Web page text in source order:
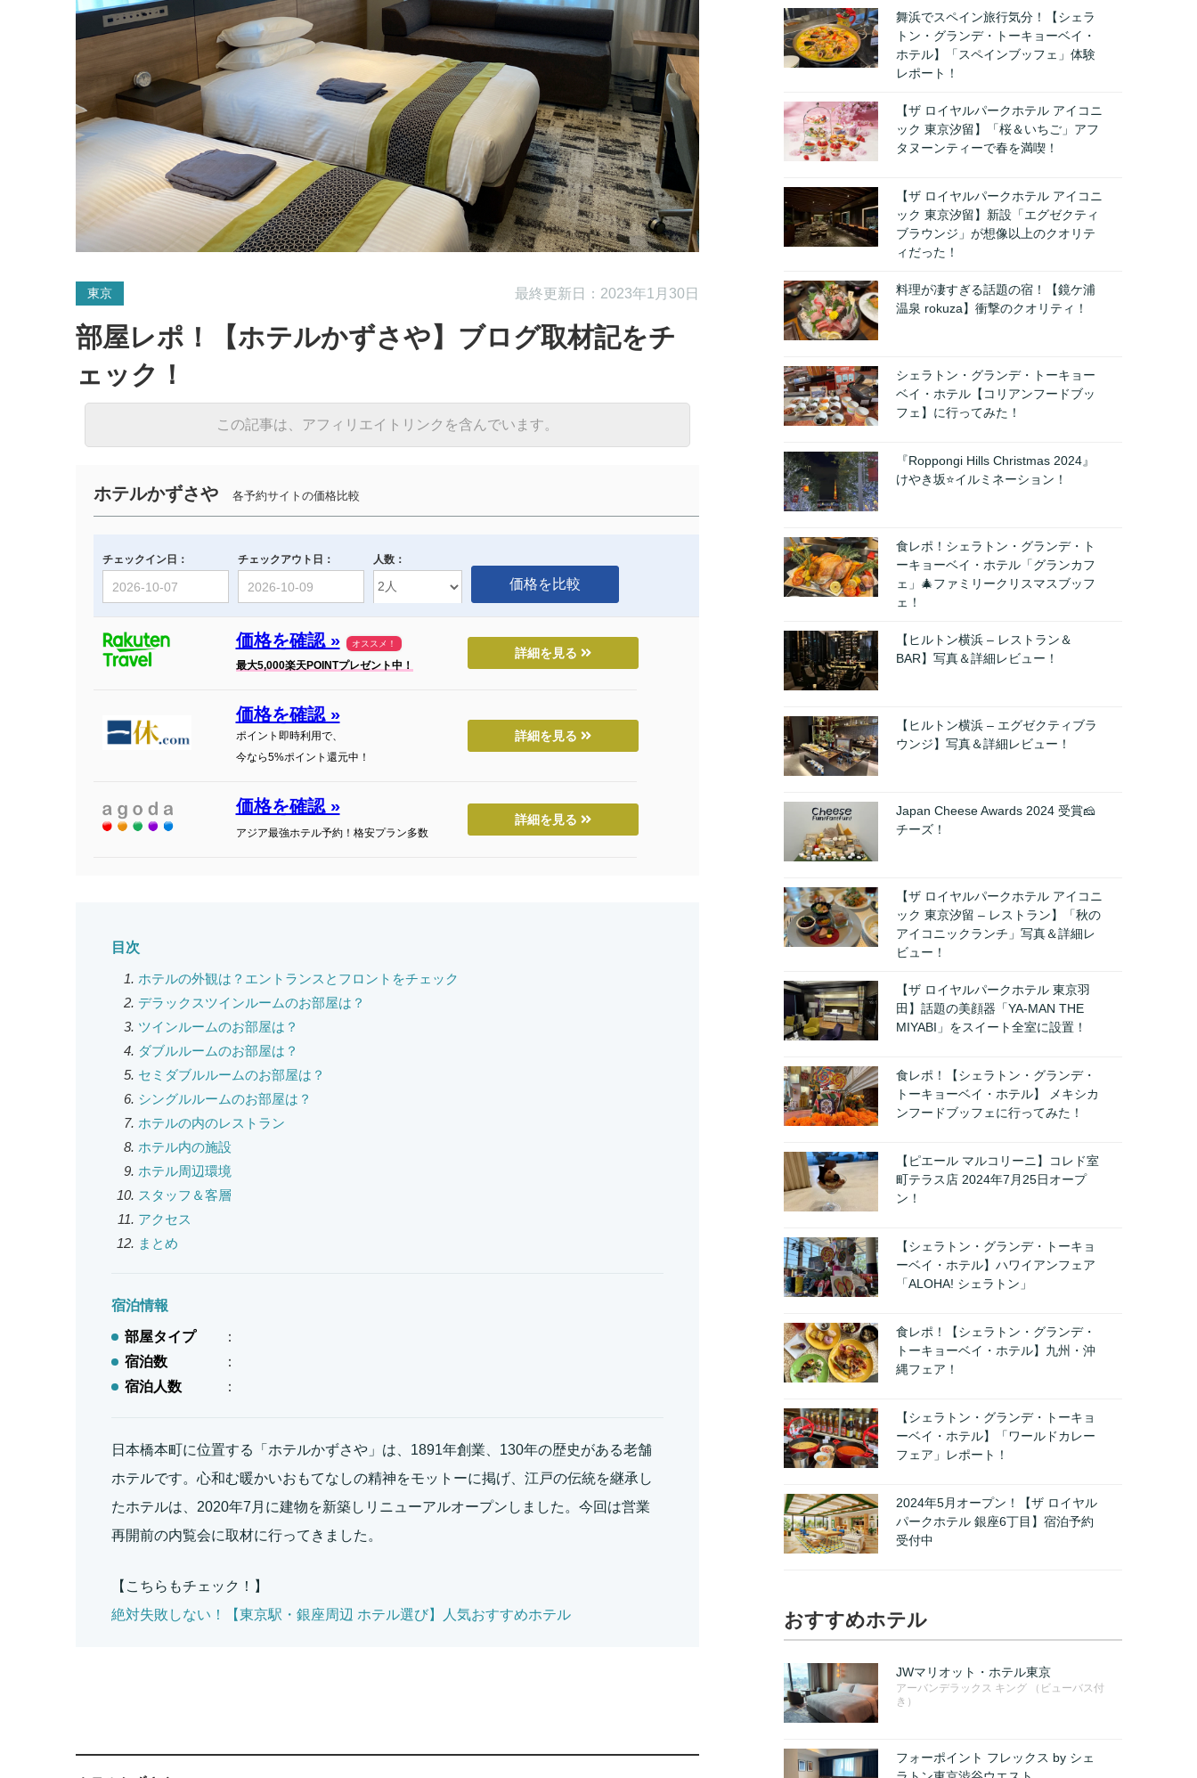
東京 最終更新日：2023年1月30日
部屋レポ！【ホテルかずさや】ブログ取材記をチ
ェック！
この記事は、アフィリエイトリンクを含んでいます。
ホテルかずさや各予約サイトの価格比較
チェックイン日： チェックアウト日： 人数：
価格を確認 » オススメ！
最大5,000楽天POINTプレゼント中！
詳細を見る
価格を確認 »
ポイント即時利用で、
今なら5%ポイント還元中！
詳細を見る
価格を確認 »
アジア最強ホテル予約！格安プラン多数
詳細を見る
目次
ホテルの外観は？エントランスとフロントをチェック
デラックスツインルームのお部屋は？
ツインルームのお部屋は？
ダブルルームのお部屋は？
セミダブルルームのお部屋は？
シングルルームのお部屋は？
ホテルの内のレストラン
ホテル内の施設
ホテル周辺環境
スタッフ＆客層
アクセス
まとめ
宿泊情報
部屋タイプ
：
宿泊数
：
宿泊人数
：
日本橋本町に位置する「ホテルかずさや」は、1891年創業、130年の歴史がある老舗
ホテルです。心和む暖かいおもてなしの精神をモットーに掲げ、江戸の伝統を継承し
たホテルは、2020年7月に建物を新築しリニューアルオープンしました。今回は営業
再開前の内覧会に取材に行ってきました。
【こちらもチェック！】
絶対失敗しない！【東京駅・銀座周辺 ホテル選び】人気おすすめホテル
舞浜でスペイン旅行気分！【シェラ
トン・グランデ・トーキョーベイ・
ホテル】「スペインブッフェ」体験
レポート！
【ザ ロイヤルパークホテル アイコニ
ック 東京汐留】「桜＆いちご」アフ
タヌーンティーで春を満喫！
【ザ ロイヤルパークホテル アイコニ
ック 東京汐留】新設「エグゼクティ
ブラウンジ」が想像以上のクオリテ
ィだった！
料理が凄すぎる話題の宿！【鏡ケ浦
温泉 rokuza】衝撃のクオリティ！
シェラトン・グランデ・トーキョー
ベイ・ホテル【コリアンフードブッ
フェ】に行ってみた！
『Roppongi Hills Christmas 2024』
けやき坂⭐️イルミネーション！
食レポ！シェラトン・グランデ・ト
ーキョーベイ・ホテル「グランカフ
ェ」🎄ファミリークリスマスブッフ
ェ！
【ヒルトン横浜 – レストラン＆
BAR】写真＆詳細レビュー！
【ヒルトン横浜 – エグゼクティブラ
ウンジ】写真＆詳細レビュー！
Japan Cheese Awards 2024 受賞🧀
チーズ！
【ザ ロイヤルパークホテル アイコニ
ック 東京汐留 – レストラン】「秋の
アイコニックランチ」写真＆詳細レ
ビュー！
【ザ ロイヤルパークホテル 東京羽
田】話題の美顔器「YA-MAN THE
MIYABI」をスイート全室に設置！
食レポ！【シェラトン・グランデ・
トーキョーベイ・ホテル】 メキシカ
ンフードブッフェに行ってみた！
【ピエール マルコリーニ】コレド室
町テラス店 2024年7月25日オープ
ン！
【シェラトン・グランデ・トーキョ
ーベイ・ホテル】ハワイアンフェア
「ALOHA! シェラトン」
食レポ！【シェラトン・グランデ・
トーキョーベイ・ホテル】九州・沖
縄フェア！
【シェラトン・グランデ・トーキョ
ーベイ・ホテル】「ワールドカレー
フェア」レポート！
2024年5月オープン！【ザ ロイヤル
パークホテル 銀座6丁目】宿泊予約
受付中
おすすめホテル
JWマリオット・ホテル東京
アーバンデラックス キング （ビューバス付
き）
フォーポイント フレックス by シェ